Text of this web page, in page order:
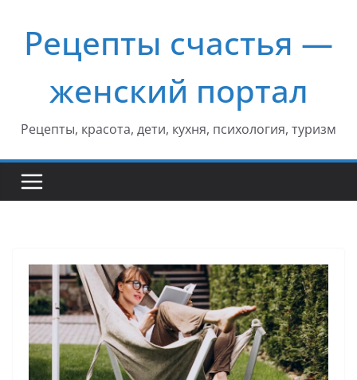
содержимому
Рецепты счастья —
женский портал
Рецепты, красота, дети, кухня, психология, туризм